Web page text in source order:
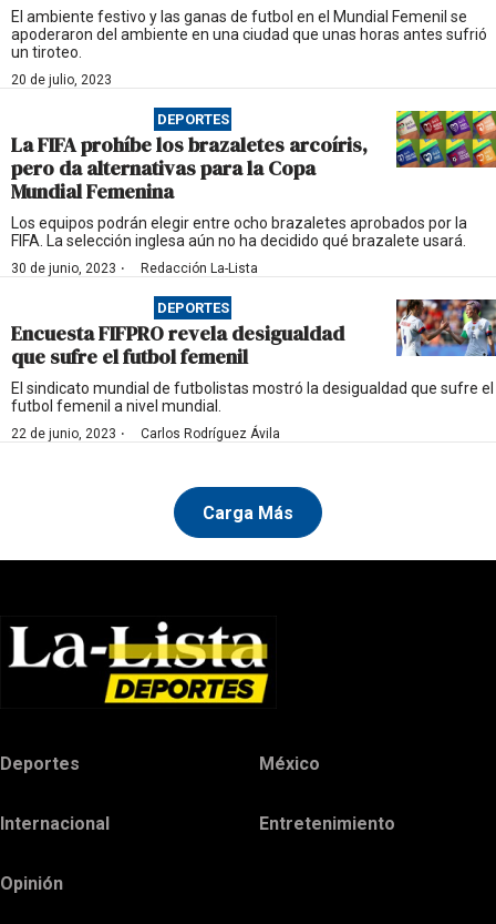
El ambiente festivo y las ganas de futbol en el Mundial Femenil se
apoderaron del ambiente en una ciudad que unas horas antes sufrió
un tiroteo.
20 de julio, 2023
DEPORTES
La FIFA prohíbe los brazaletes arcoíris,
pero da alternativas para la Copa
Mundial Femenina
Los equipos podrán elegir entre ocho brazaletes aprobados por la
FIFA. La selección inglesa aún no ha decidido qué brazalete usará.
30 de junio, 2023 · Redacción La-Lista
DEPORTES
Encuesta FIFPRO revela desigualdad
que sufre el futbol femenil
El sindicato mundial de futbolistas mostró la desigualdad que sufre el
futbol femenil a nivel mundial.
22 de junio, 2023 · Carlos Rodríguez Ávila
Carga Más
Deportes México
Internacional Entretenimiento
Opinión